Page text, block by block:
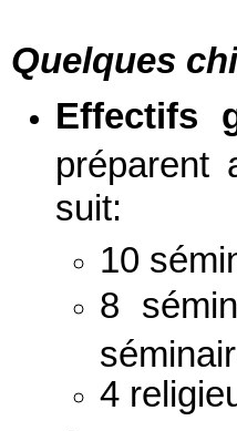
Quelques
Effectifs
préparent
suit:
10
8
4